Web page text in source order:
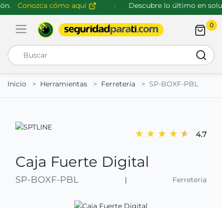
Conozca cómo aquí Descubre lo último en
Abrir menú de navegación
0
Inicio
Herramientas Ferreteria SP-BOXF-PBL
★ ★ ★ ★ ★ 4.7
Caja Fuerte Digital
SP-BOXF-PBL | Ferreteria